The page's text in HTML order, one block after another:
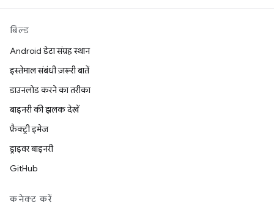
बिल्ड
Android डेटा संग्रह स्थान
इस्तेमाल संबंधी ज़रूरी बातें
डाउनलोड करने का तरीका
बाइनरी की झलक देखें
फ़ैक्ट्री इमेज
ड्राइवर बाइनरी
GitHub
कनेक्ट करें